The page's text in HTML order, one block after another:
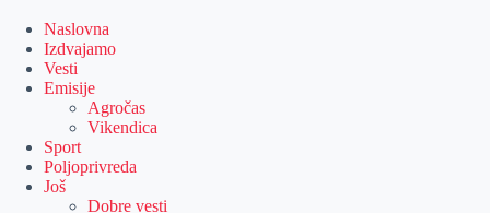
content
Naslovna
Izdvajamo
Vesti
Emisije
Agročas
Vikendica
Sport
Poljoprivreda
Još
Dobre vesti